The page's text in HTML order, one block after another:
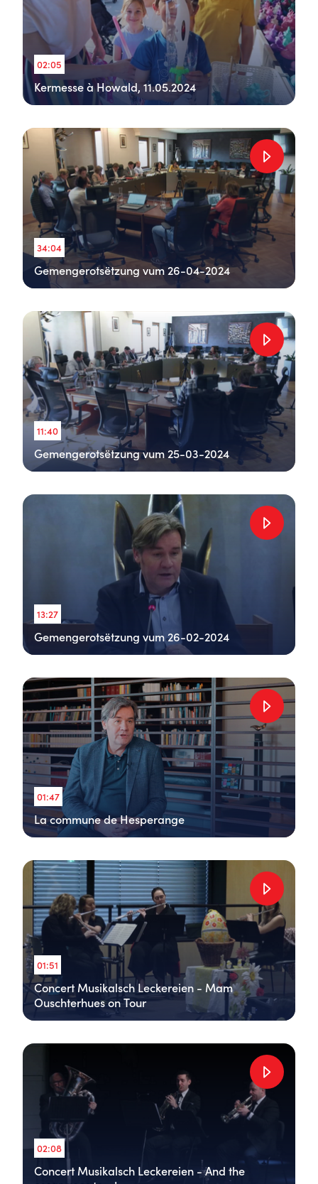
02:05
Kermesse à Howald, 11.05.2024
34:04
Gemengerotsëtzung vum 26-04-2024
11:40
Gemengerotsëtzung vum 25-03-2024
13:27
Gemengerotsëtzung vum 26-02-2024
01:47
La commune de Hesperange
01:51
Concert Musikalsch Leckereien - Mam
Ouschterhues on Tour
02:08
Concert Musikalsch Leckereien - And the